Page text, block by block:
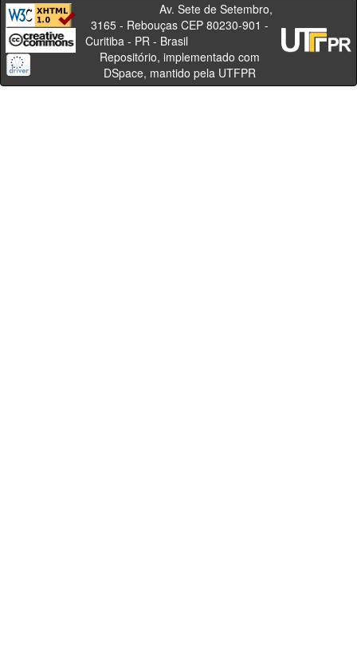
Av. Sete de Setembro,
3165 - Rebouças CEP 80230-901 -
Curitiba - PR - Brasil
Repositório, implementado com
DSpace, mantido pela UTFPR